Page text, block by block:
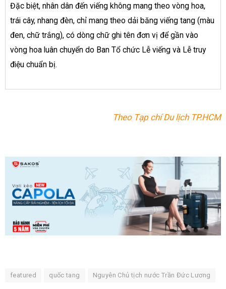
Đặc biệt, nhân dân đến viếng không mang theo vòng hoa,
trái cây, nhang đèn, chỉ mang theo dải băng viếng tang (màu
đen, chữ trắng), có dòng chữ ghi tên đơn vị để gần vào
vòng hoa luân chuyển do Ban Tổ chức Lễ viếng và Lễ truy
điệu chuẩn bị.
Theo Tạp chí Du lịch TP.HCM
featured quốc tang Nguyên Chủ tịch nước Trần Đức Lương